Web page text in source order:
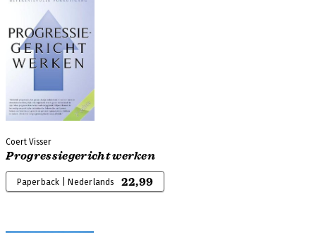
Coert Visser
Progressiegericht werken
Paperback | Nederlands 22,99